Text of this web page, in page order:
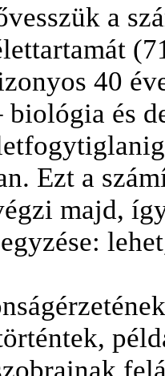
a
40
és
Ezt a
majd,